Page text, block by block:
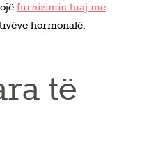
furnizimin tuaj me
hormonalë:
të